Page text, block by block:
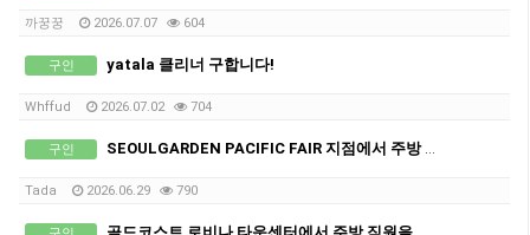
까꿍꿍 2026.07.07 604
구인 yatala 클리너 구합니다!
Whffud 2026.07.02 704
구인 SEOULGARDEN PACIFIC FAIR 지점에서 주방 인원 추가 모집합니다.
Tada 2026.06.29 790